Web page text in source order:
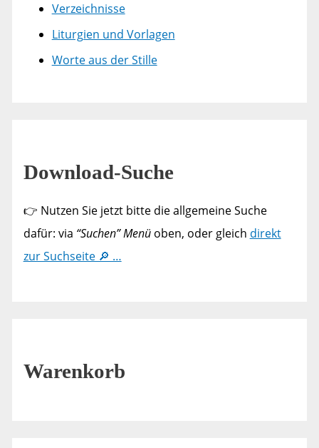
Verzeichnisse
Liturgien und Vorlagen
Worte aus der Stille
Download-Suche
👉 Nutzen Sie jetzt bitte die allgemeine Suche
dafür: via “Suchen” Menüoben, oder gleich direkt
zur Suchseite 🔎 …
Warenkorb